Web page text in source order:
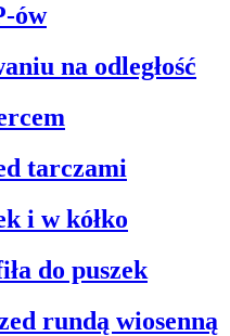
ów
na odległość
tarczami
i w kółko
do puszek
rundą wiosenną